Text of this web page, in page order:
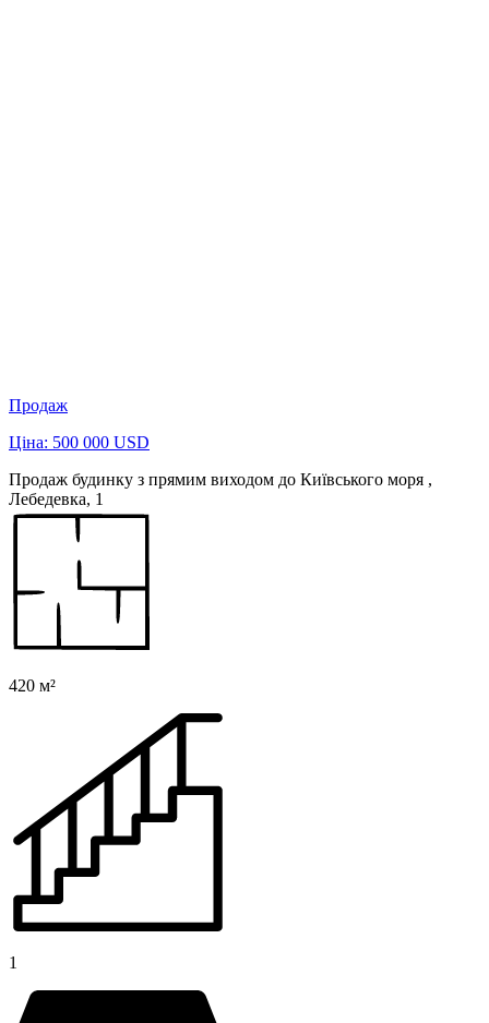
Продаж
Ціна: 500 000 USD
Продаж будинку з прямим виходом до Київського моря ,
Лебедевка, 1
420 м²
1